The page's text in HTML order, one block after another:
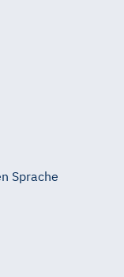
Sprache